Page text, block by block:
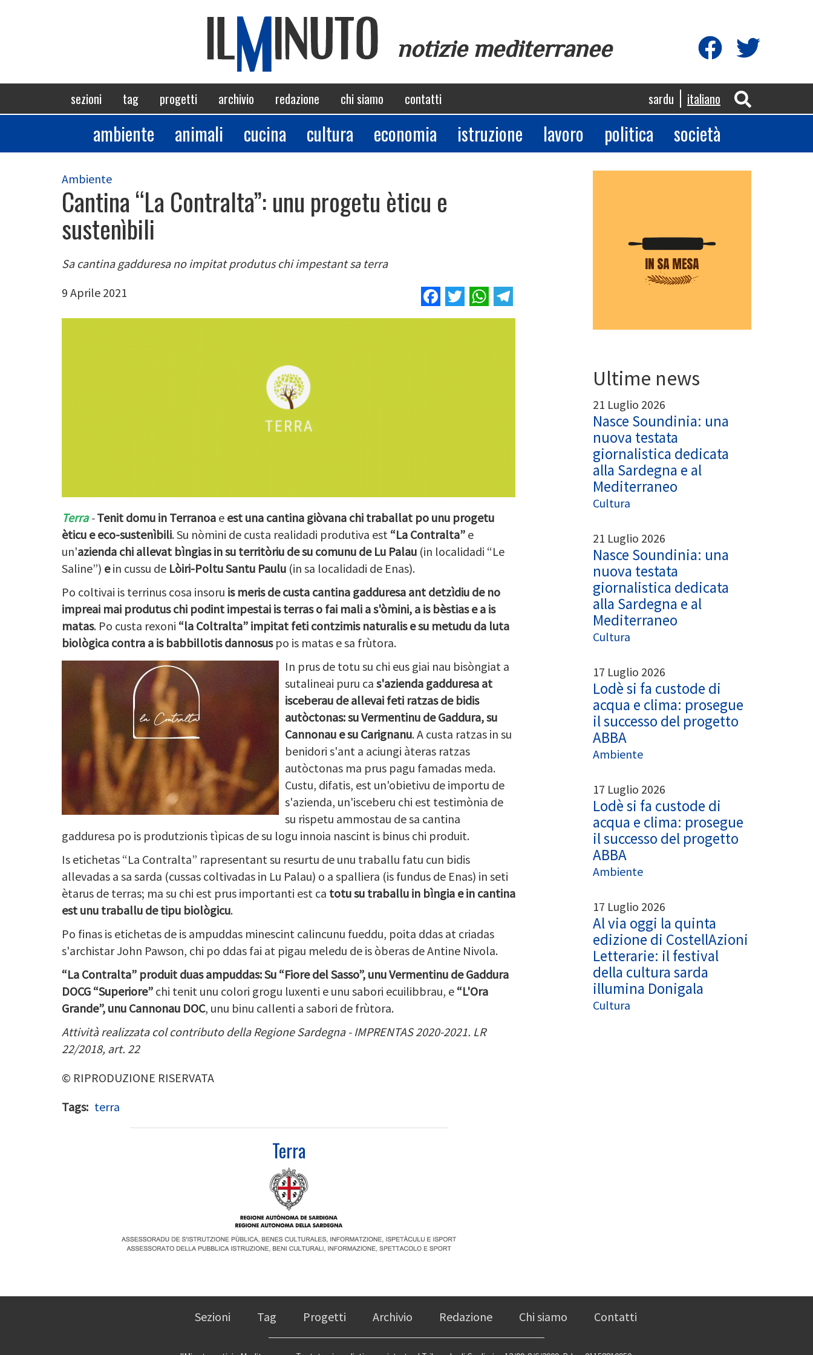
notizie mediterranee
Navigazione
principale
sezioni tag progetti archivio redazione chi siamo contatti sardu italiano
Sezioni
ambiente animali cucina cultura economia istruzione lavoro politica società
Ambiente
Cantina “La Contralta”: unu progetu èticu e
sustenìbili
Sa cantina gadduresa no impitat produtus chi impestant sa terra
9 Aprile 2021
Facebook
TwitterWhatsApp
Terra-Tenit domu in Terranoa e est una cantina giòvana chi traballat po unu progetu
èticu e eco-sustenìbili. Su nòmini de custa realidadi produtiva est “La Contralta” e
un'azienda chi allevat bìngias in su territòriu de su comunu de Lu Palau (in localidadi “Le
Saline”) ein cussu de Lòiri-Poltu Santu Paulu (in sa localidadi de Enas).
Po coltivai is terrinus cosa insoru is meris de custa cantina gadduresa ant detzìdiu de no
impreai mai produtus chi podint impestai is terras o fai mali a s'òmini, a is bèstias e a is
matas. Po custa rexoni “la Coltralta” impitat feti contzimis naturalis e su metudu da luta
biològica contra a is babbillotis dannosuspo is matas e sa frùtora.
In prus de totu su chi eus giai nau bisòngiat a
sutalineai puru ca s'azienda gadduresa at
isceberau de allevai feti ratzas de bidis
autòctonas: su Vermentinu de Gaddura, su
Cannonau e su Carignanu. A custa ratzas in su
benidori s'ant a aciungi àteras ratzas
autòctonas ma prus pagu famadas meda.
Custu, difatis, est un'obietivu de importu de
s'azienda, un'isceberu chi est testimònia de
su rispetu ammostau de sa cantina
gadduresa po is produtzionis tìpicas de su logu innoia nascint is binus chi produit.
Is etichetas “La Contralta” rapresentant su resurtu de unu traballu fatu cun bidis
allevadas a sa sarda (cussas coltivadas in Lu Palau) o a spalliera (is fundus de Enas) in seti
ètarus de terras; ma su chi est prus importanti est ca totu su traballu in bìngia e in cantina
est unu traballu de tipu biològicu.
Po finas is etichetas de is ampuddas minescint calincunu fueddu, poita ddas at criadas
s'archistar John Pawson, chi po ddas fai at pigau meledu de is òberas de Antine Nivola.
“La Contralta” produit duas ampuddas: Su “Fiore del Sasso”, unu Vermentinu de Gaddura
DOCG “Superiore” chi tenit unu colori grogu luxenti e unu sabori ecuilibbrau, e “L'Ora
Grande”, unu Cannonau DOC, unu binu callenti a sabori de frùtora.
Attività realizzata colcontributo della Regione Sardegna - IMPRENTAS 2020-2021. LR
22/2018, art. 22
© RIPRODUZIONE RISERVATA
Tags terra
Terra
Ultime news
21 Luglio 2026
Nasce Soundinia: una
nuova testata
giornalistica dedicata
alla Sardegna e al
Mediterraneo
Cultura
21 Luglio 2026
Nasce Soundinia: una
nuova testata
giornalistica dedicata
alla Sardegna e al
Mediterraneo
Cultura
17 Luglio 2026
Lodè si fa custode di
acqua e clima: prosegue
il successo del progetto
ABBA
Ambiente
17 Luglio 2026
Lodè si fa custode di
acqua e clima: prosegue
il successo del progetto
ABBA
Ambiente
17 Luglio 2026
Al via oggi la quinta
edizione di CostellAzioni
Letterarie: il festival
della cultura sarda
illumina Donigala
Cultura
Sezioni Tag Progetti Archivio Redazione Chi siamo Contatti